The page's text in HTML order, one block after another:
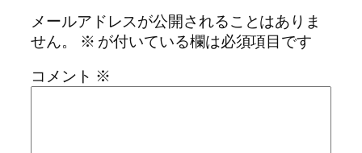
メールアドレスが公開されることはありま
せん。
※ が付いている欄は必須項目です
コメント ※